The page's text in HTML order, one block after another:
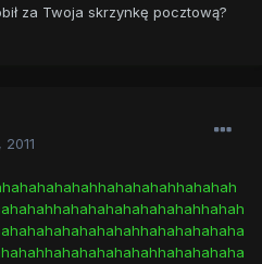
za Twoja skrzynkę pocztową?